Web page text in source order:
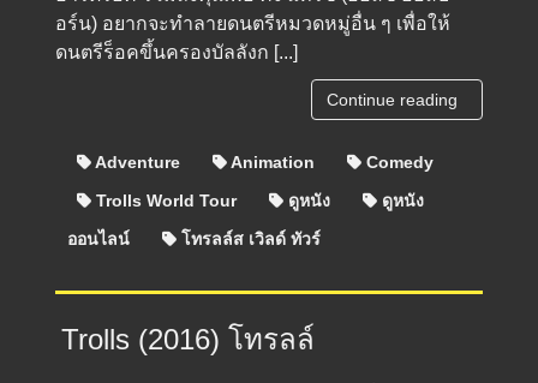
อร์น) อยากจะทำลายดนตรีหมวดหมู่อื่น ๆ เพื่อให้
ดนตรีร็อคขึ้นครองบัลลังก [...]
Continue reading
Adventure Animation
Comedy
Trolls World Tour
ดูหนัง
ดูหนัง
ออนไลน์
โทรลล์ส เวิลด์ ทัวร์
Trolls (2016) โทรลล์